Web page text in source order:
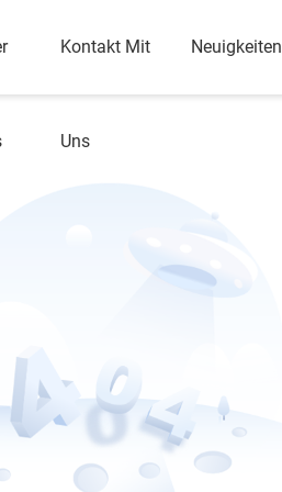
Kontakt Mit
Uns
Neuigkeiten